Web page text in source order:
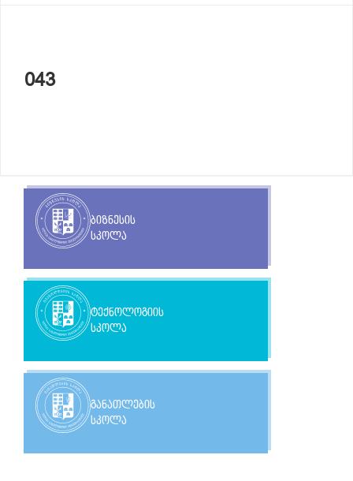
043
ბიზნესის
სკოლა
ტექნოლოგიის
სკოლა
განათლების
სკოლა